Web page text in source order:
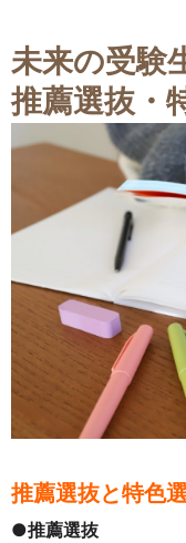
未来の受験
推薦選抜・
推薦選抜と特色
●推薦選抜